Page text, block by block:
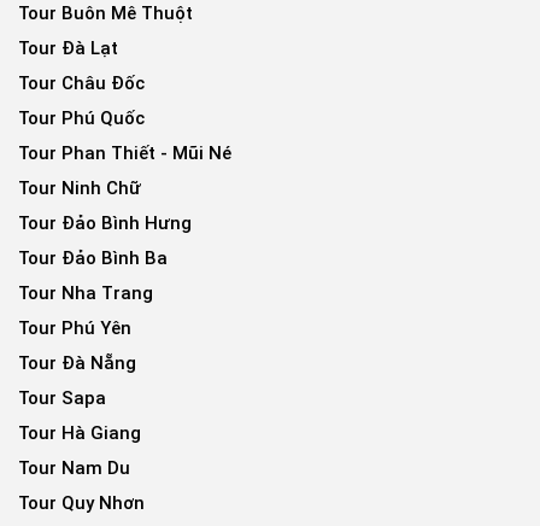
Tour Buôn Mê Thuột
Tour Đà Lạt
Tour Châu Đốc
Tour Phú Quốc
Tour Phan Thiết - Mũi Né
Tour Ninh Chữ
Tour Đảo Bình Hưng
Tour Đảo Bình Ba
Tour Nha Trang
Tour Phú Yên
Tour Đà Nẵng
Tour Sapa
Tour Hà Giang
Tour Nam Du
Tour Quy Nhơn